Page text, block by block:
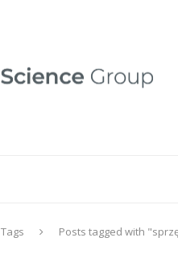
Tags Posts tagged with